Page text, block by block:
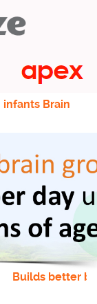
infants Brain
Builds better